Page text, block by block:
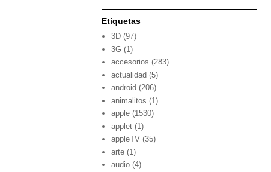
Etiquetas
3D (97)
3G (1)
accesorios (283)
actualidad (5)
android (206)
animalitos (1)
apple (1530)
applet (1)
appleTV (35)
arte (1)
audio (4)